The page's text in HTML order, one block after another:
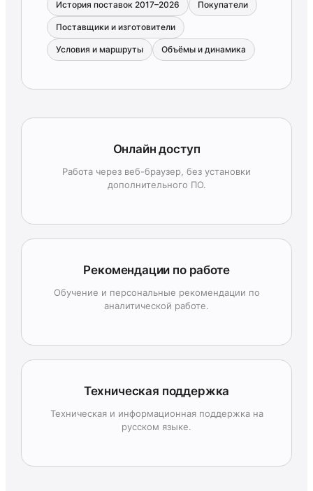
История поставок 2017–2026 Покупатели
Поставщики и изготовители
Условия и маршруты Объёмы и динамика
Онлайн доступ
Работа через веб-браузер, без установки
дополнительного ПО.
Рекомендации по работе
Обучение и персональные рекомендации по
аналитической работе.
Техническая поддержка
Техническая и информационная поддержка на
русском языке.